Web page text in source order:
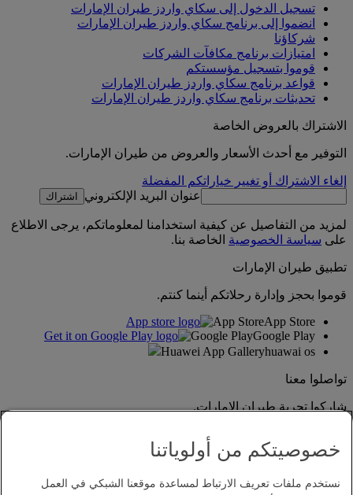
تسجيل الدخول إلى سكاي واردز طيران الإمارات
انضموا إلى برنامج سكاي واردز طيران الإمارات
شركاؤنا
امتيازات برنامج مكافآت الشركات
قوموا بتسجيل مؤسستكم
قواعد برنامج سكاي واردز طيران الإمارات
تحديثات برنامج سكاي واردز طيران الإمارات
الاشتراك بالعروض الخاصة
التوفير مع أحدث الأسعار والعروض من طيران الإمارات.
إلغاء الاشتراك أو تغيير خياراتكم المفضلة
عنوان البريد الإلكتروني
اشتراك
لمزيد من التفاصيل عن كيفية استخدامنا لمعلوماتكم، يرجى الاطلاع
على سياسة الخصوصية الخاصة بنا.
تطبيق طيران الإمارات
قوموا بحجز وإدارة رحلاتكم أينما كنتم.
App StoreApp Store
Google PlayGoogle Play
Huawei App Galleryhuawai os
تواصلوا معنا
شاركوا تجربة طيران الإمارات.
خصوصيتكم من أولوياتنا
نستخدم ملفات تعريف الارتباط لمساعدة موقعنا الشبكي في العمل